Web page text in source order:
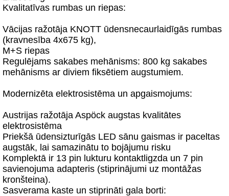
Kvalitatīvas rumbas un riepas:
Vācijas ražotāja KNOTT ūdensnecaurlaidīgās rumbas
(kravnesība 4x675 kg),
M+S riepas
Regulējams sakabes mehānisms: 800 kg sakabes
mehānisms ar diviem fiksētiem augstumiem.
Modernizēta elektrosistēma un apgaismojums:
Austrijas ražotāja Aspöck augstas kvalitātes
elektrosistēma
Priekšā ūdensizturīgās LED sānu gaismas ir paceltas
augstāk, lai samazinātu to bojājumu risku
Komplektā ir 13 pin lukturu kontaktligzda un 7 pin
savienojuma adapteris (stiprinājumi uz montāžas
kronšteina).
Sasverama kaste un stiprināti gala borti: